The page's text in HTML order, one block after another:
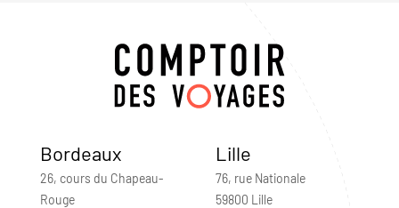
Bordeaux
26, cours du Chapeau-
Rouge
Lille
76, rue Nationale
59800 Lille